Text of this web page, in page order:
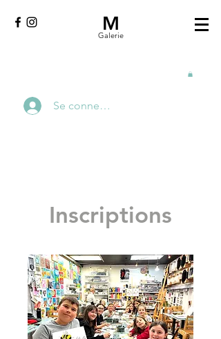
M
Galerie
Se connecter
Inscriptions